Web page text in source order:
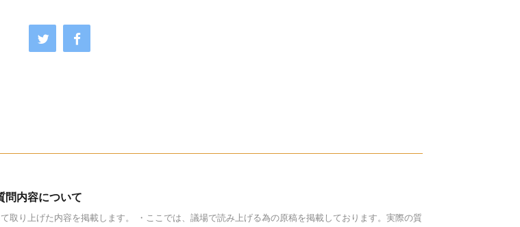
問内容について
り上げた内容を掲載します。 ・ここでは、議場で読み上げる為の原稿を掲載しております。実際の質